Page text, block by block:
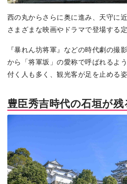
西の丸からさらに奥に進み、天守に
さまざまな映画やドラマで登場する定
『暴れん坊将軍』などの時代劇の撮
から「将軍坂」の愛称で呼ばれるよ
付く人も多く、観光客が足を止める姿
豊臣秀吉時代の石垣が残